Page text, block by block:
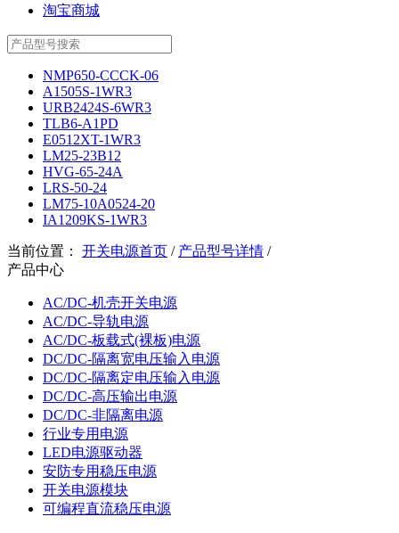
淘宝商城
NMP650-CCCK-06
A1505S-1WR3
URB2424S-6WR3
TLB6-A1PD
E0512XT-1WR3
LM25-23B12
HVG-65-24A
LRS-50-24
LM75-10A0524-20
IA1209KS-1WR3
当前位置： 开关电源首页 / 产品型号详情 /
产品中心
AC/DC-机壳开关电源
AC/DC-导轨电源
AC/DC-板载式(裸板)电源
DC/DC-隔离宽电压输入电源
DC/DC-隔离定电压输入电源
DC/DC-高压输出电源
DC/DC-非隔离电源
行业专用电源
LED电源驱动器
安防专用稳压电源
开关电源模块
可编程直流稳压电源